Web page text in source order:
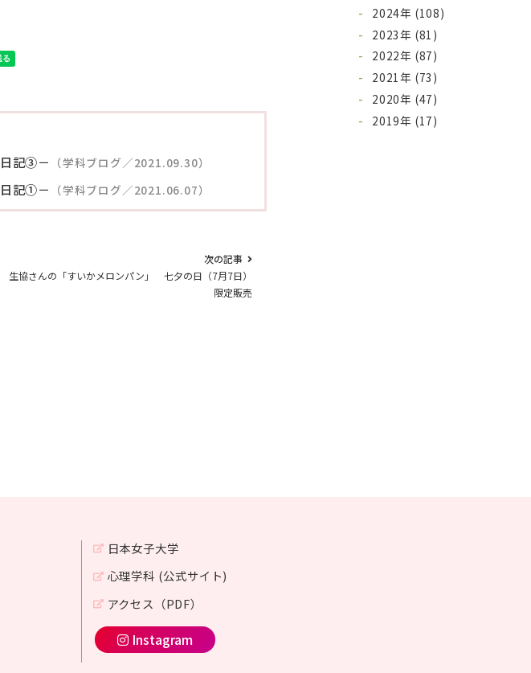
記③－ （学科ブログ／2021.09.30）
記①－ （学科ブログ／2021.06.07）
次の記事
協さんの「すいかメロンパン」 七夕の日（7月7日）
限定販売
2024年 (108)
2023年 (81)
2022年 (87)
2021年 (73)
2020年 (47)
2019年 (17)
日本女子大学
心理学科 (公式サイト)
アクセス（PDF）
Instagram